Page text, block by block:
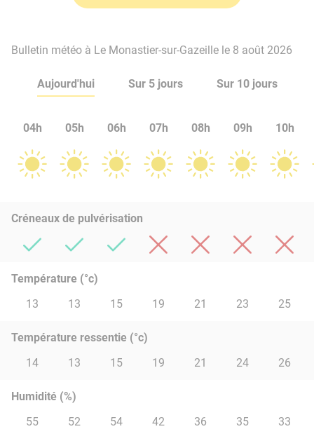
Bulletin météo à Le Monastier-sur-Gazeille le 8 août 2026
Aujourd'hui Sur 5 jours Sur 10 jours
04h 05h 06h 07h 08h 09h 10h
Créneaux de pulvérisation
Température (°c)
13
13 15 19 21 23 25
Température ressentie (°c)
14
13 15 19 21 24 26
Humidité (%)
55
52 54 42 36 35 33